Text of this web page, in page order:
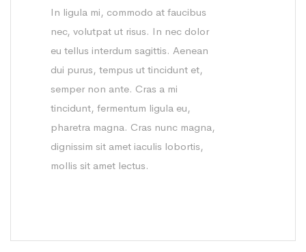
In ligula mi, commodo at faucibus
nec, volutpat ut risus. In nec dolor
eu tellus interdum sagittis. Aenean
dui purus, tempus ut tincidunt et,
semper non ante. Cras a mi
tincidunt, fermentum ligula eu,
pharetra magna. Cras nunc magna,
dignissim sit amet iaculis lobortis,
mollis sit amet lectus.